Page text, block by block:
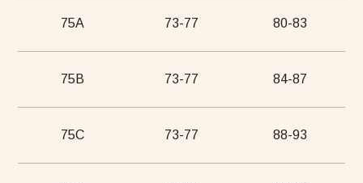
костюм Телець зелений
Костюм півпрозорий сливовий
75А 73-77 80-83
75В 73-77 84-87
75С 73-77 88-93